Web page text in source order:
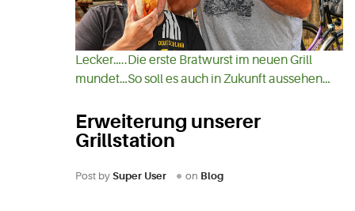
Lecker…..Die erste Bratwurst im neuen Grill
mundet…So soll es auch in Zukunft aussehen…
Erweiterung unserer
Grillstation
Post by Super User on Blog